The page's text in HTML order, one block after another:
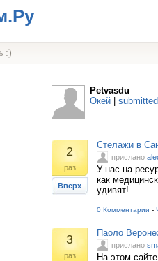
:)
Petvasdu
Окей
submitted
2
раз
Вверх
Стелажи в
прислано
У нас на
как
удивят!
0 Комментарии -
3
раз
Паоло
прислано
На этом